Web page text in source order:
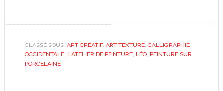
CLASSÉ SOUS :ART CRÉATIF, ART TEXTURE, CALLIGRAPHIE
OCCIDENTALE, L'ATELIER DE PEINTURE, LÉO, PEINTURE SUR
PORCELAINE